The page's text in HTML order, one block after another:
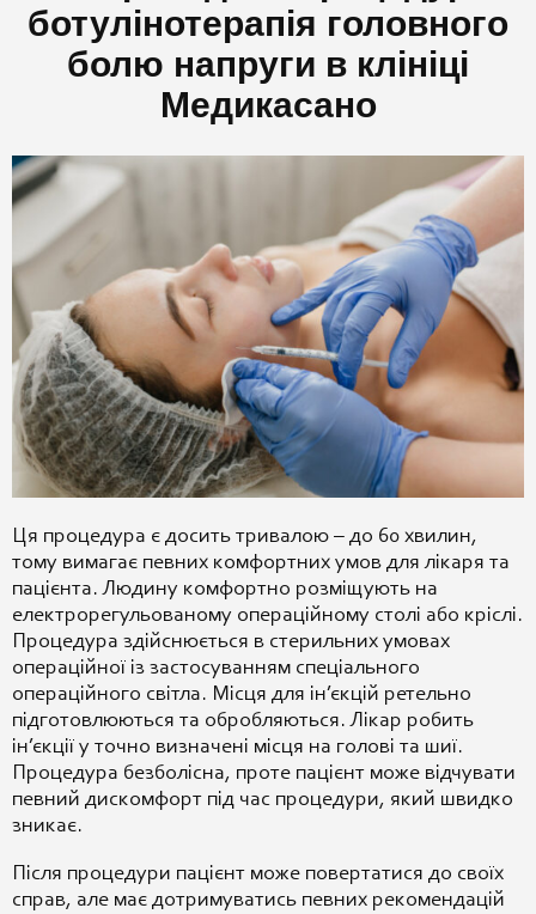
ботулінотерапія головного
болю напруги в клініці
Медикасано
Ця процедура є досить тривалою – до 60 хвилин,
тому вимагає певних комфортних умов для лікаря та
пацієнта. Людину комфортно розміщують на
електрорегульованому операційному столі або кріслі.
Процедура здійснюється в стерильних умовах
операційної із застосуванням спеціального
операційного світла. Місця для ін’єкцій ретельно
підготовлюються та обробляються. Лікар робить
ін’єкції у точно визначені місця на голові та шиї.
Процедура безболісна, проте пацієнт може відчувати
певний дискомфорт під час процедури, який швидко
зникає.
Після процедури пацієнт може повертатися до своїх
справ, але має дотримуватись певних рекомендацій